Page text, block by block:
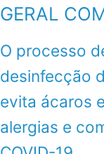
GERAL
O processo
desinfecção
evita ácaros
alergias e